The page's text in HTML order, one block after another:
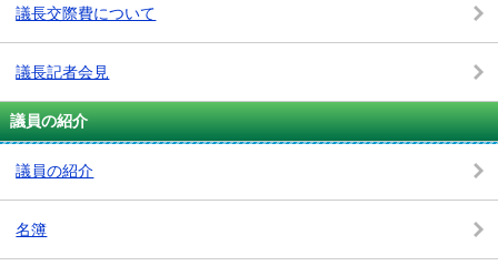
議長交際費について
議長記者会見
議員の紹介
議員の紹介
名簿